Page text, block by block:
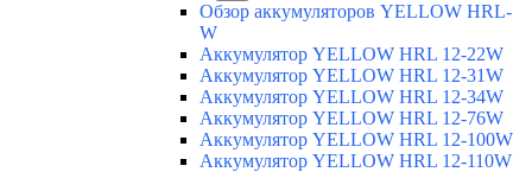
Обзор аккумуляторов YELLOW HRL-
W
Аккумулятор YELLOW HRL 12-22W
Аккумулятор YELLOW HRL 12-31W
Аккумулятор YELLOW HRL 12-34W
Аккумулятор YELLOW HRL 12-76W
Аккумулятор YELLOW HRL 12-100W
Аккумулятор YELLOW HRL 12-110W